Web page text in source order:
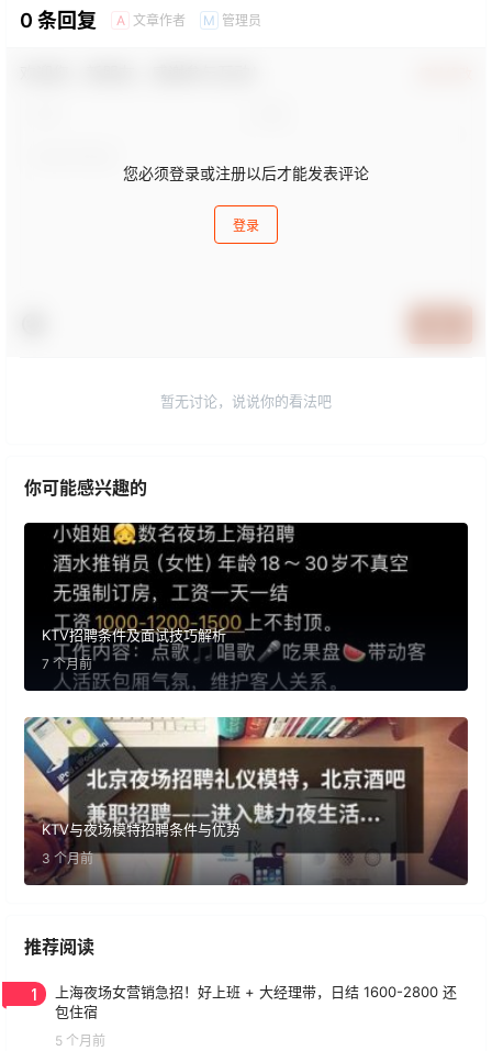
0 条回复 A 文章作者 M 管理员
您必须登录或注册以后才能发表评论
登录
暂无讨论，说说你的看法吧
你可能感兴趣的
KTV招聘条件及面试技巧解析
7 个月前
KTV与夜场模特招聘条件与优势
3 个月前
推荐阅读
1
上海夜场女营销急招！好上班 + 大经理带，日结 1600-2800 还
包住宿
5 个月前